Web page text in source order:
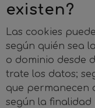
existen?
Las cookies
según quién sea
o dominio desde
trate los datos;
que permanecen
según la